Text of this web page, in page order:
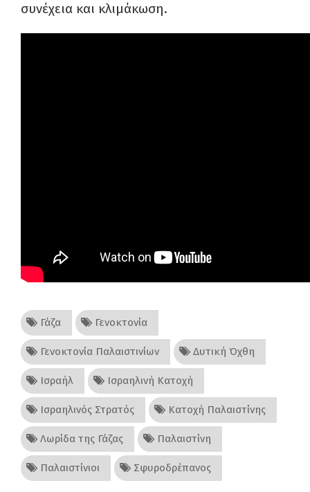
συνέχεια και κλιμάκωση.
Γάζα Γενοκτονία
Γενοκτονία Παλαιστινίων Δυτική Όχθη
Ισραήλ Ισραηλινή Κατοχή
Ισραηλινός Στρατός Κατοχή Παλαιστίνης
Λωρίδα της Γάζας Παλαιστίνη
Παλαιστίνιοι Σφυροδρέπανος